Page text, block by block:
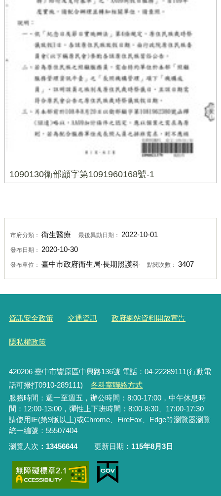
1090130衛部顧字第1091960168號-1
市府分類： 衛生醫療 最後異動日期： 2022-10-01
發布日期： 2020-10-30
發布單位： 臺中市政府衛生局‧長期照護科 點閱次數： 3407
資訊安全政策 交通資訊 政府網站資料開放宣告
隱私權政策
420206臺中市豐原區中興路136號 電話：04-22289111(行動電
話可撥打0910-289111)
各科室聯絡方式
服務時間：週一至週五，辦公時間：8:00-17:00，中午休息時
間：12:00-13:00，彈性上下班時間：8:00-8:30、17:00-17:30
請使用IE(第9版以上)或Chrome、FireFox、Edge等瀏覽器瀏覽
統一編號：55507404
瀏覽人次
13456644 更新日期 115年8月3日